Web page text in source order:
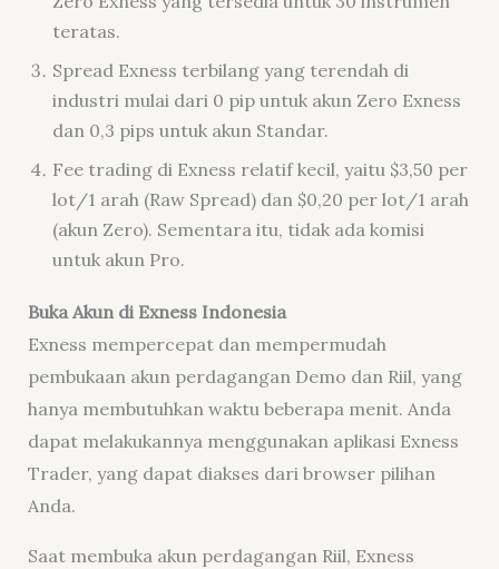
teratas.
Spread Exness terbilang yang terendah di
industri mulai dari 0 pip untuk akun Zero Exness
dan 0,3 pips untuk akun Standar.
Fee trading di Exness relatif kecil, yaitu $3,50 per
lot/1 arah (Raw Spread) dan $0,20 per lot/1 arah
(akun Zero). Sementara itu, tidak ada komisi
untuk akun Pro.
Buka Akun di Exness Indonesia
Exness mempercepat dan mempermudah
pembukaan akun perdagangan Demo dan Riil, yang
hanya membutuhkan waktu beberapa menit. Anda
dapat melakukannya menggunakan aplikasi Exness
Trader, yang dapat diakses dari browser pilihan
Anda.
Saat membuka akun perdagangan Riil, Exness